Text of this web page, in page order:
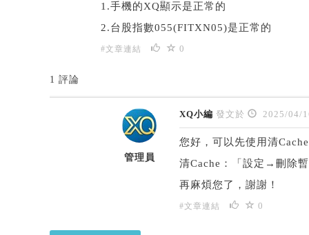
1.手機的XQ顯示是正常的
2.台股指數055(FITXN05)是正常的
#文章連結 0
1 評論
管理員
XQ小編 發文於 2025/04/
您好，可以先使用清
清Cache：「設定→刪除
再麻煩您了，謝謝！
#文章連結 0